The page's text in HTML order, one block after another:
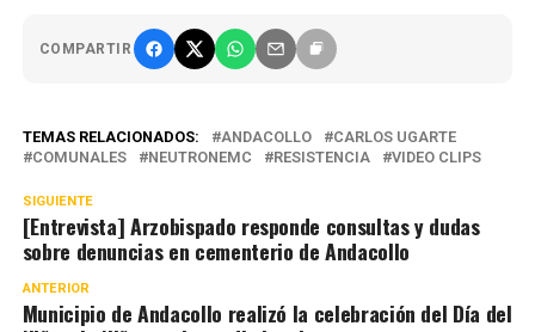
COMPARTIR
TEMAS RELACIONADOS: ANDACOLLO
CARLOS UGARTE
COMUNALES
NEUTRONEMC RESISTENCIA VIDEO CLIPS
SIGUIENTE
[Entrevista] Arzobispado responde consultas y dudas
sobre denuncias en cementerio de Andacollo
ANTERIOR
Municipio de Andacollo realizó la celebración del Día del